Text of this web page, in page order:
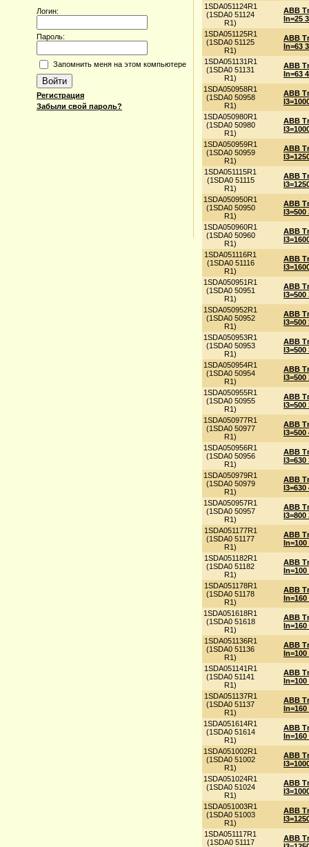
Логин:
Пароль:
Запомнить меня на этом компьютере
Регистрация
Забыли свой пароль?
1SDA051124R1
(1SDA0 51124
R1)
ABB
In=25
1SDA051125R1
(1SDA0 51125
R1)
ABB
In=63
1SDA051131R1
(1SDA0 51131
R1)
ABB
In=63
1SDA050958R1
(1SDA0 50958
R1)
ABB
1SDA050980R1
(1SDA0 50980
R1)
ABB
1SDA050959R1
(1SDA0 50959
R1)
ABB
1SDA051115R1
(1SDA0 51115
R1)
ABB
1SDA050950R1
(1SDA0 50950
R1)
ABB
I3=500
1SDA050960R1
(1SDA0 50960
R1)
ABB
1SDA051116R1
(1SDA0 51116
R1)
ABB
1SDA050951R1
(1SDA0 50951
R1)
ABB
I3=500
1SDA050952R1
(1SDA0 50952
R1)
ABB
I3=500
1SDA050953R1
(1SDA0 50953
R1)
ABB
I3=500
1SDA050954R1
(1SDA0 50954
R1)
ABB
I3=500
1SDA050955R1
(1SDA0 50955
R1)
ABB
I3=500
1SDA050977R1
(1SDA0 50977
R1)
ABB
I3=500
1SDA050956R1
(1SDA0 50956
R1)
ABB
I3=630
1SDA050979R1
(1SDA0 50979
R1)
ABB
I3=630
1SDA050957R1
(1SDA0 50957
R1)
ABB
I3=800
1SDA051177R1
(1SDA0 51177
R1)
ABB
In=100
1SDA051182R1
(1SDA0 51182
R1)
ABB
In=100
1SDA051178R1
(1SDA0 51178
R1)
ABB
In=160
1SDA051618R1
(1SDA0 51618
R1)
ABB
In=160
1SDA051136R1
(1SDA0 51136
R1)
ABB
In=100
1SDA051141R1
(1SDA0 51141
R1)
ABB
In=100
1SDA051137R1
(1SDA0 51137
R1)
ABB
In=160
1SDA051614R1
(1SDA0 51614
R1)
ABB
In=160
1SDA051002R1
(1SDA0 51002
R1)
ABB
1SDA051024R1
(1SDA0 51024
R1)
ABB
1SDA051003R1
(1SDA0 51003
R1)
ABB
1SDA051117R1
(1SDA0 51117
ABB